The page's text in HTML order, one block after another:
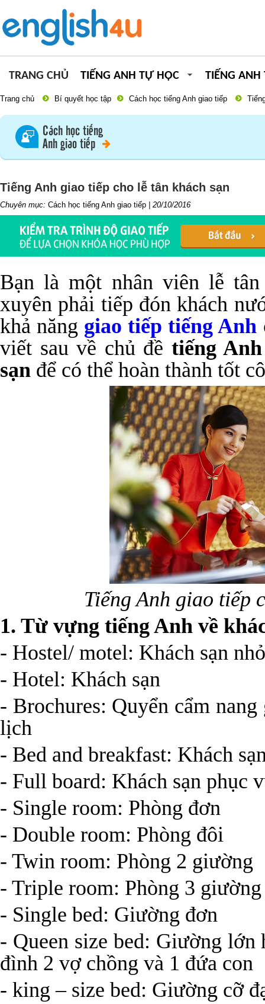
TRANG CHỦ TIẾNG ANH TỰ HỌC TIẾNG ANH
Trang chủ Bí quyết học tập Cách học tiếng Anh giao tiếp
Cách học tiếng
Anh giao tiếp
Tiếng Anh giao tiếp cho lễ tân khách sạn
Chuyên mục: Cách học tiếng Anh giao tiếp 20/10/2016
Bạn là một nhân viên lễ
xuyên phải tiếp đón khách
khả năng giao tiếp tiếng Anh
viết sau về chủ đề tiếng
sạn để có thể hoàn thành tốt
Tiếng Anh giao tiếp
1. Từ vựng tiếng Anh về
- Hostel/ motel: Khách sạn
- Hotel: Khách sạn
- Brochures: Quyển cẩm
lịch
- Bed and breakfast: Khách
- Full board: Khách sạn phục
- Single room: Phòng đơn
- Double room: Phòng đôi
- Twin room: Phòng 2 giường
- Triple room: Phòng 3 giường
- Single bed: Giường đơn
- Queen size bed: Giường
đình 2 vợ chồng và 1 đứa con
- king – size bed: Giường cỡ